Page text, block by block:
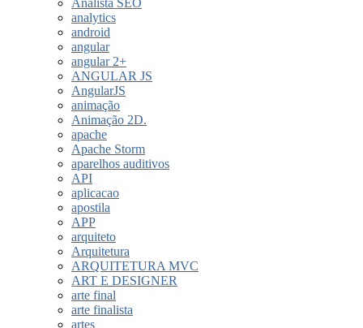
analytics
android
angular
angular 2+
ANGULAR JS
AngularJS
animação
Animação 2D.
apache
Apache Storm
aparelhos auditivos
API
aplicacao
apostila
APP
arquiteto
Arquitetura
ARQUITETURA MVC
ART E DESIGNER
arte final
arte finalista
artes